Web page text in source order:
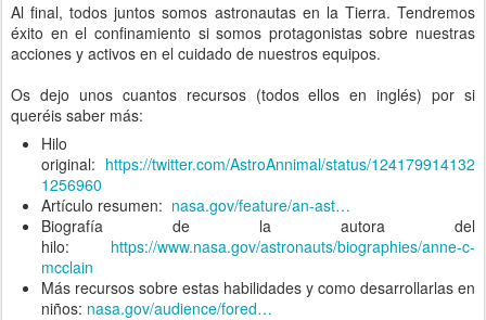
Al final, todos juntos somos astronautas en la Tierra. Tendremos
éxito en el confinamiento si somos protagonistas sobre nuestras
acciones y activos en el cuidado de nuestros equipos.
Os dejo unos cuantos recursos (todos ellos en inglés) por si
queréis saber más:
Hilo
original: https://twitter.com/AstroAnnimal/status/124179914132
1256960
Artículo resumen: nasa.gov/feature/an-ast…
Biografía de la autora del
hilo: https://www.nasa.gov/astronauts/biographies/anne-c-
mcclain
Más recursos sobre estas habilidades y como desarrollarlas en
niños: nasa.gov/audience/fored…